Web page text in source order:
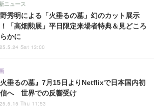
秀明による「火垂るの墓」幻のカット展示
「高畑勲展」平日限定来場者特典＆見どころ
かに
ニュース
Sat 13:00
火垂るの墓』7月15日よりNetflixで日本国内初
へ 世界での反響受け
Thu 11:53